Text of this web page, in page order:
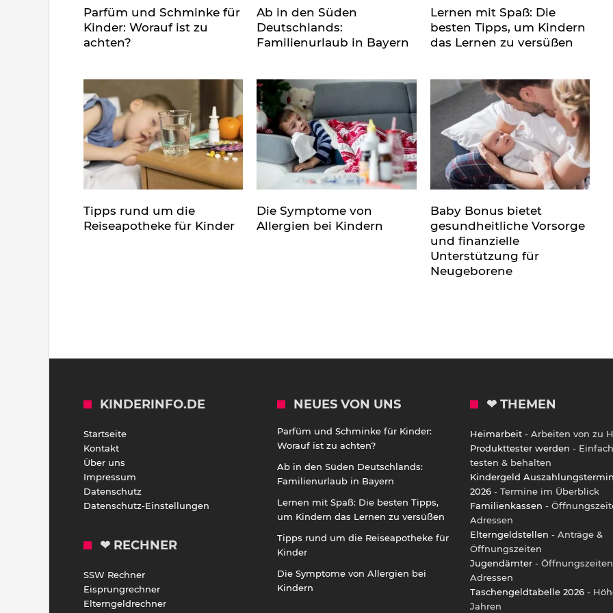
Parfüm und Schminke für
Kinder: Worauf ist zu
achten?
Ab in den Süden
Deutschlands:
Familienurlaub in Bayern
Lernen mit Spaß: Die
besten Tipps, um Kindern
das Lernen zu versüßen
Tipps rund um die
Reiseapotheke für Kinder
Die Symptome von
Allergien bei Kindern
Baby Bonus bietet
gesundheitliche Vorsorge
und finanzielle
Unterstützung für
Neugeborene
KINDERINFO.DE
Startseite
Kontakt
Über uns
Impressum
Datenschutz
Datenschutz-Einstellungen
❤ RECHNER
SSW Rechner
Eisprungrechner
Elterngeldrechner
NEUES VON UNS
Parfüm und Schminke für Kinder:
Worauf ist zu achten?
Ab in den Süden Deutschlands:
Familienurlaub in Bayern
Lernen mit Spaß: Die besten Tipps,
um Kindern das Lernen zu versüßen
Tipps rund um die Reiseapotheke für
Kinder
Die Symptome von Allergien bei
Kindern
❤ THEMEN
Heimarbeit - Arbeiten von zu
Produkttester werden - Einfach
testen & behalten
Kindergeld
2026 - Termine im Überblick
Familienkassen -
Adressen
Elterngeldstellen - Anträge &
Öffnungszeiten
Jugendämter -
Adressen
Taschengeldtabelle 2026 -
Jahren